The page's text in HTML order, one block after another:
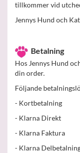
tillkommer vid
Jennys Hund och
Betalning
Hos Jennys Hund
din order.
Följande
- Kortbetalning
- Klarna Direkt
- Klarna Faktura
- Klarna